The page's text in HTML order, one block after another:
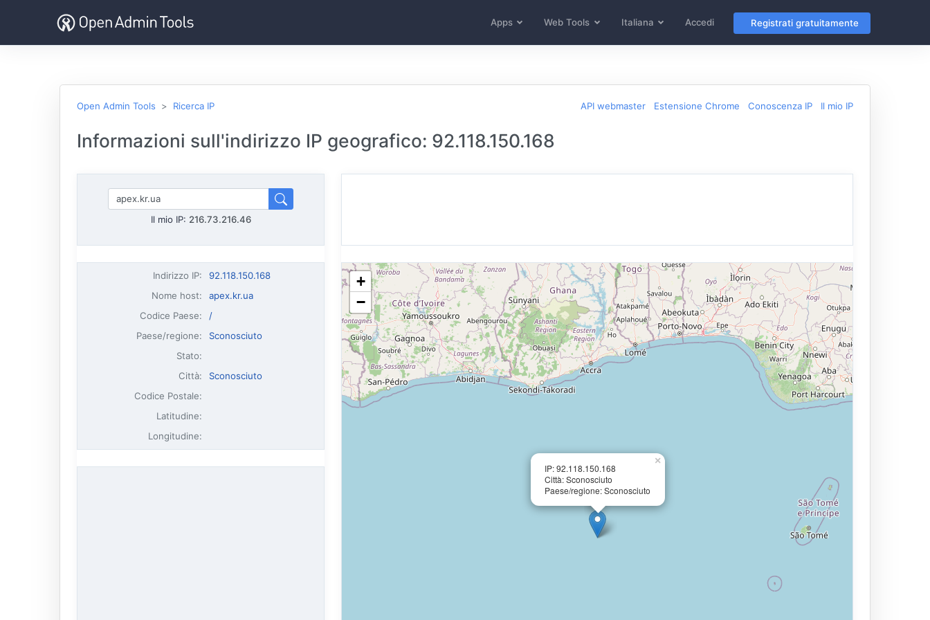
Apps Web Tools Italiana Accedi Registrati gratuitamente
Open Admin Tools Ricerca IP API webmaster Estensione Chrome Conoscenza IP Il mio IP
Informazioni sull'indirizzo IP geografico: 92.118.150.168
Il mio IP: 216.73.216.46
Indirizzo IP:
92.118.150.168
Nome host:
apex.kr.ua
Codice Paese:
/
Paese/regione:
Sconosciuto
Stato:
Città:
Sconosciuto
Codice Postale:
Latitudine:
Longitudine:
IP: 92.118.150.168
Città: Sconosciuto
Paese/regione: Sconosciuto
×
+
−